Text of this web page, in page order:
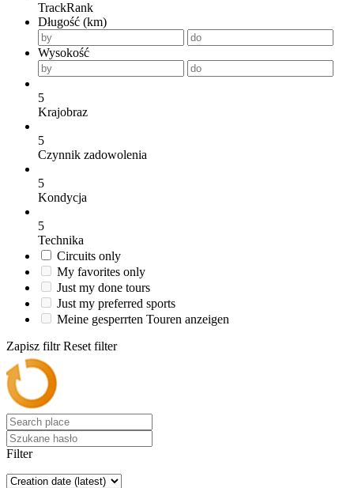
TrackRank
Długość (km)
Wysokość
5
Krajobraz
5
Czynnik zadowolenia
5
Kondycja
5
Technika
Circuits only
My favorites only
Just my done tours
Just my preferred sports
Meine gesperrten Touren anzeigen
Zapisz filtr Reset filter
Filter